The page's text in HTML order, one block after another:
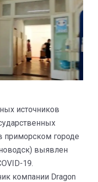
источников
приморском городе
выявлен
19.
компании Dragon